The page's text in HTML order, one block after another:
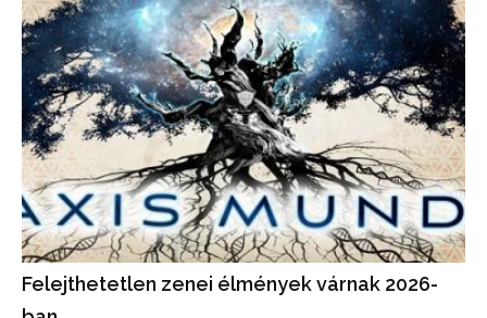
Felejthetetlen zenei élmények várnak 2026-